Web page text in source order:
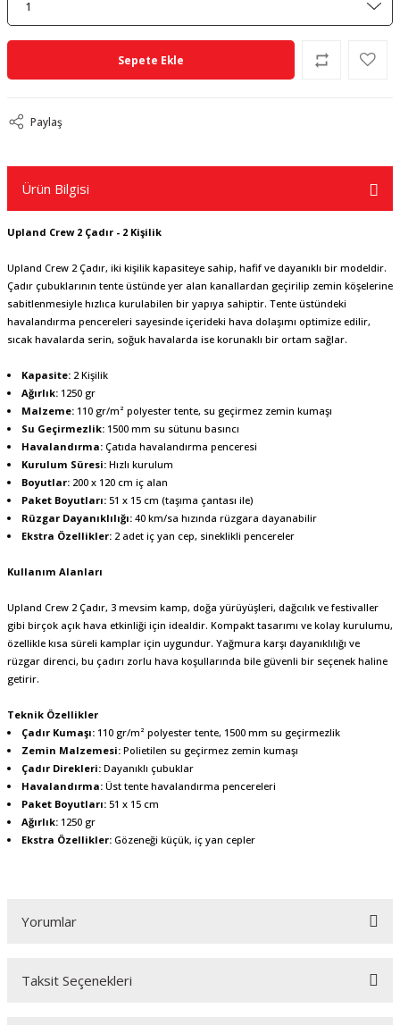
Sepete Ekle
Paylaş
Ürün Bilgisi
Upland Crew 2 Çadır - 2 Kişilik
Upland Crew 2 Çadır, iki kişilik kapasiteye sahip, hafif ve dayanıklı bir modeldir.
Çadır çubuklarının tente üstünde yer alan kanallardan geçirilip zemin köşelerine
sabitlenmesiyle hızlıca kurulabilen bir yapıya sahiptir. Tente üstündeki
havalandırma pencereleri sayesinde içerideki hava dolaşımı optimize edilir,
sıcak havalarda serin, soğuk havalarda ise korunaklı bir ortam sağlar.
Kapasite: 2 Kişilik
Ağırlık: 1250 gr
Malzeme: 110 gr/m² polyester tente, su geçirmez zemin kumaşı
Su Geçirmezlik: 1500 mm su sütunu basıncı
Havalandırma: Çatıda havalandırma penceresi
Kurulum Süresi: Hızlı kurulum
Boyutlar: 200 x 120 cm iç alan
Paket Boyutları: 51 x 15 cm (taşıma çantası ile)
Rüzgar Dayanıklılığı: 40 km/sa hızında rüzgara dayanabilir
Ekstra Özellikler: 2 adet iç yan cep, sineklikli pencereler
Kullanım Alanları
Upland Crew 2 Çadır, 3 mevsim kamp, doğa yürüyüşleri, dağcılık ve festivaller
gibi birçok açık hava etkinliği için idealdir. Kompakt tasarımı ve kolay kurulumu,
özellikle kısa süreli kamplar için uygundur. Yağmura karşı dayanıklılığı ve
rüzgar direnci, bu çadırı zorlu hava koşullarında bile güvenli bir seçenek haline
getirir.
Teknik Özellikler
Çadır Kumaşı: 110 gr/m² polyester tente, 1500 mm su geçirmezlik
Zemin Malzemesi: Polietilen su geçirmez zemin kumaşı
Çadır Direkleri: Dayanıklı çubuklar
Havalandırma: Üst tente havalandırma pencereleri
Paket Boyutları: 51 x 15 cm
Ağırlık: 1250 gr
Ekstra Özellikler: Gözeneği küçük, iç yan cepler
Yorumlar
Taksit Seçenekleri